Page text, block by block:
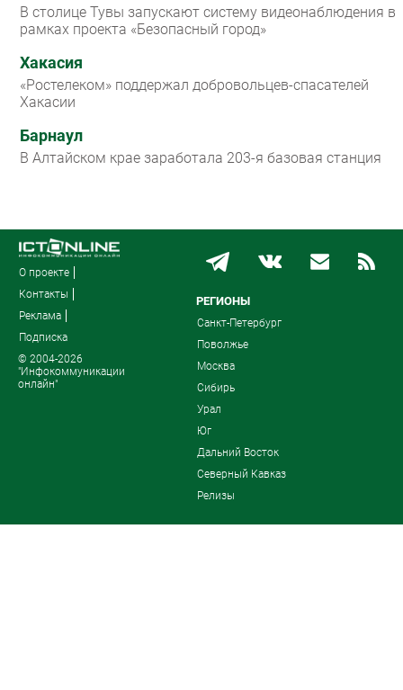
В столице Тувы запускают систему видеонаблюдения в
рамках проекта «Безопасный город»
Хакасия
«Ростелеком» поддержал добровольцев-спасателей
Хакасии
Барнаул
В Алтайском крае заработала 203-я базовая станция
О проекте
Контакты
Реклама
Подписка
© 2004-2026
"Инфокоммуникации
онлайн"
РЕГИОНЫ
Санкт-Петербург
Поволжье
Москва
Сибирь
Урал
Юг
Дальний Восток
Северный Кавказ
Релизы